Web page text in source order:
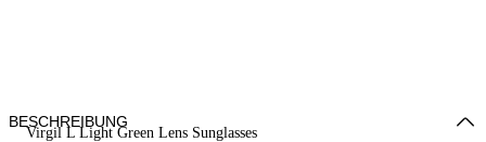
Virgil L Light Green Lens Sunglasses
BESCHREIBUNG